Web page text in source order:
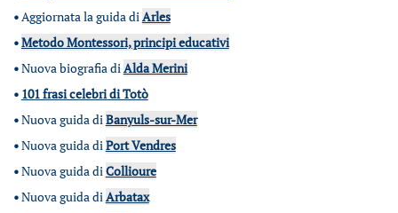
•Aggiornata la guida diArles
•Metodo Montessori, principi educativi
•Nuova biografia diAlda Merini
• 101 frasi celebri di Totò
•Nuova guida diBanyuls-sur-Mer
•Nuova guida diPort Vendres
•Nuova guida diCollioure
•Nuova guida diArbatax